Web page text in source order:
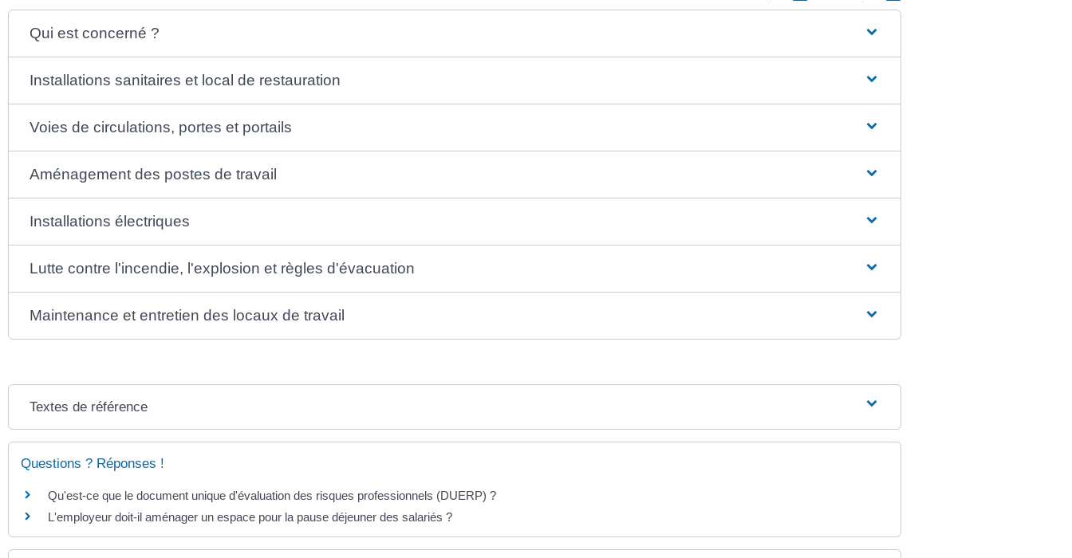
Qui est concerné ?
Installations sanitaires et local de restauration
Voies de circulations, portes et portails
Aménagement des postes de travail
Installations électriques
Lutte contre l'incendie, l'explosion et règles d'évacuation
Maintenance et entretien des locaux de travail
Textes de référence
Questions ? Réponses !
Qu'est-ce que le document unique d'évaluation des risques professionnels (DUERP) ?
L'employeur doit-il aménager un espace pour la pause déjeuner des salariés ?